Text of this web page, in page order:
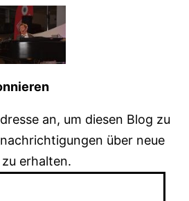
an, um diesen Blog zu
über neue
erhalten.